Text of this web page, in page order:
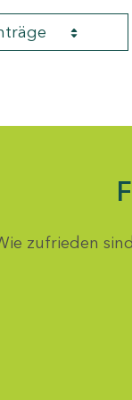
zufrieden